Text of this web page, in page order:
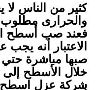
كثير من الناس لا
والحرارى مطلوب
فعند صب أسطح
الاعتبار أنه
صبها مباشرة حتي
خلال الأسطح إلى
شركة عزل اسطح